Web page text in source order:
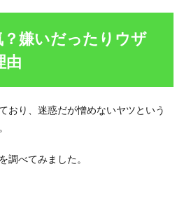
？嫌いだったりウザ
由
おり、迷惑だが憎めないヤツという
調べてみました。